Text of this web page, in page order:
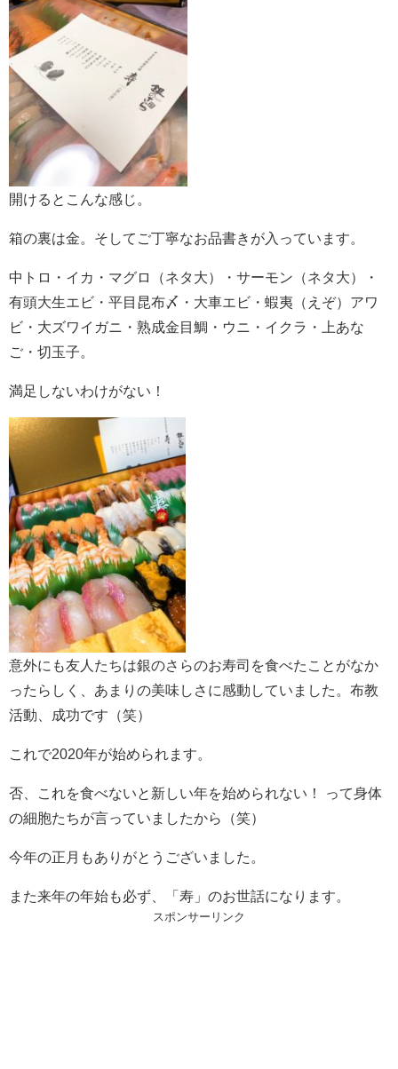
開けるとこんな感じ。
箱の裏は金。そしてご丁寧なお品書きが入っています。
中トロ・イカ・マグロ（ネタ大）・サーモン（ネタ大）・
有頭大生エビ・平目昆布〆・大車エビ・蝦夷（えぞ）アワ
ビ・大ズワイガニ・熟成金目鯛・ウニ・イクラ・上あな
ご・切玉子。
満足しないわけがない！
意外にも友人たちは銀のさらのお寿司を食べたことがなか
ったらしく、あまりの美味しさに感動していました。布教
活動、成功です（笑）
これで2020年が始められます。
否、これを食べないと新しい年を始められない！ って身体
の細胞たちが言っていましたから（笑）
今年の正月もありがとうございました。
また来年の年始も必ず、「寿」のお世話になります。
スポンサーリンク